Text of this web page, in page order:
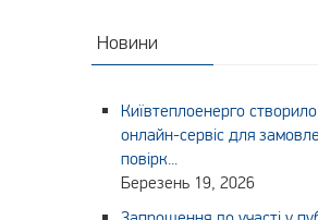
Новини
Київтеплоенерго
онлайн-сервіс для
повірк...
Березень 19, 2026